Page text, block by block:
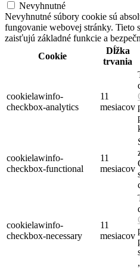
Nevyhnutné
Nevyhnutné súbory cookie sú
fungovanie webovej stránky. Tieto
zaisťujú základné funkcie a
Cookie
Dĺžka
trvania
cookielawinfo-
checkbox-analytics
11
mesiacov
cookielawinfo-
checkbox-functional
11
mesiacov
cookielawinfo-
checkbox-necessary
11
mesiacov